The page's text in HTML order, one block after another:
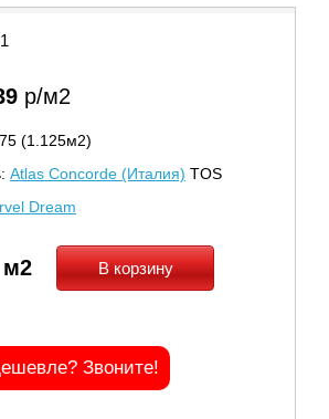
р/м2
(1.125м2)
Atlas Concorde (Италия) TOS
Dream
В корзину
Звоните!